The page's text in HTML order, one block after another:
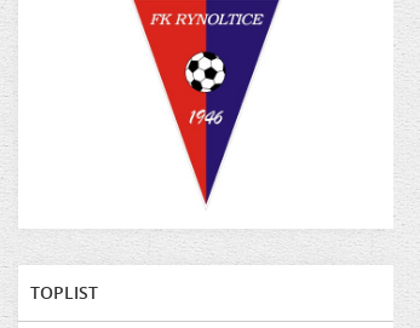
TOPLIST